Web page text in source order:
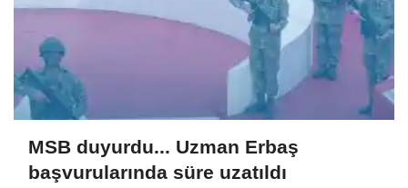
MSB duyurdu... Uzman Erbaş
başvurularında süre uzatıldı